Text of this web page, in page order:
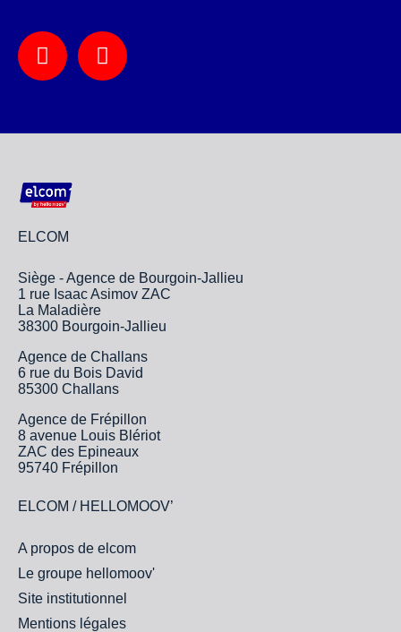
ELCOM
Siège - Agence de Bourgoin-Jallieu
1 rue Isaac Asimov ZAC
La Maladière
38300 Bourgoin-Jallieu
Agence de Challans
6 rue du Bois David
85300 Challans
Agence de Frépillon
8 avenue Louis Blériot
ZAC des Epineaux
95740 Frépillon
ELCOM / HELLOMOOV’
A propos de elcom
Le groupe hellomoov'
Site institutionnel
Mentions légales